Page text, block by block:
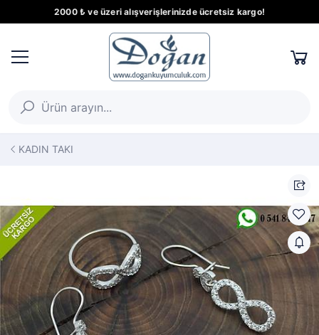
2000 ₺ ve üzeri alışverişlerinizde ücretsiz kargo!
KADIN TAKI